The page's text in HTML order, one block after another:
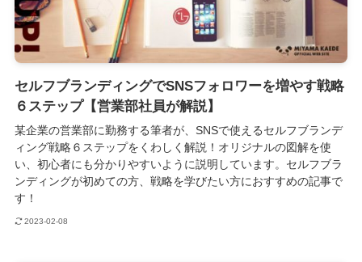
セルフブランディングでSNSフォロワーを増やす戦略
６ステップ【営業部社員が解説】
某企業の営業部に勤務する筆者が、SNSで使えるセルフブランデ
ィング戦略６ステップをくわしく解説！オリジナルの図解を使
い、初心者にも分かりやすいように説明しています。セルフブラ
ンディングが初めての方、戦略を学びたい方におすすめの記事で
す！
2023-02-08